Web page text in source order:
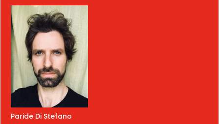
Paride Di Stefano